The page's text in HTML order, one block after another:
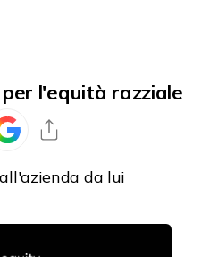
l'equità razziale
da lui